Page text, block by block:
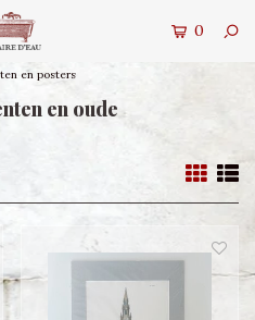
0
en posters
en oude